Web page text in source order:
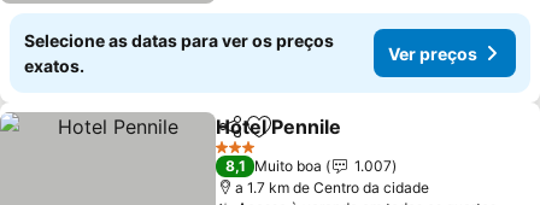
Selecione as datas para ver os preços
exatos.
Ver preços
PartilharAdicionar aos favoritos
Hotel Pennile
3 Estrelas
8,1 Muito boa
1.007
a 1.7 km de Centro da cidade